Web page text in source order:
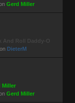
Gerd Miller
DieterM
Miller
Gerd Miller